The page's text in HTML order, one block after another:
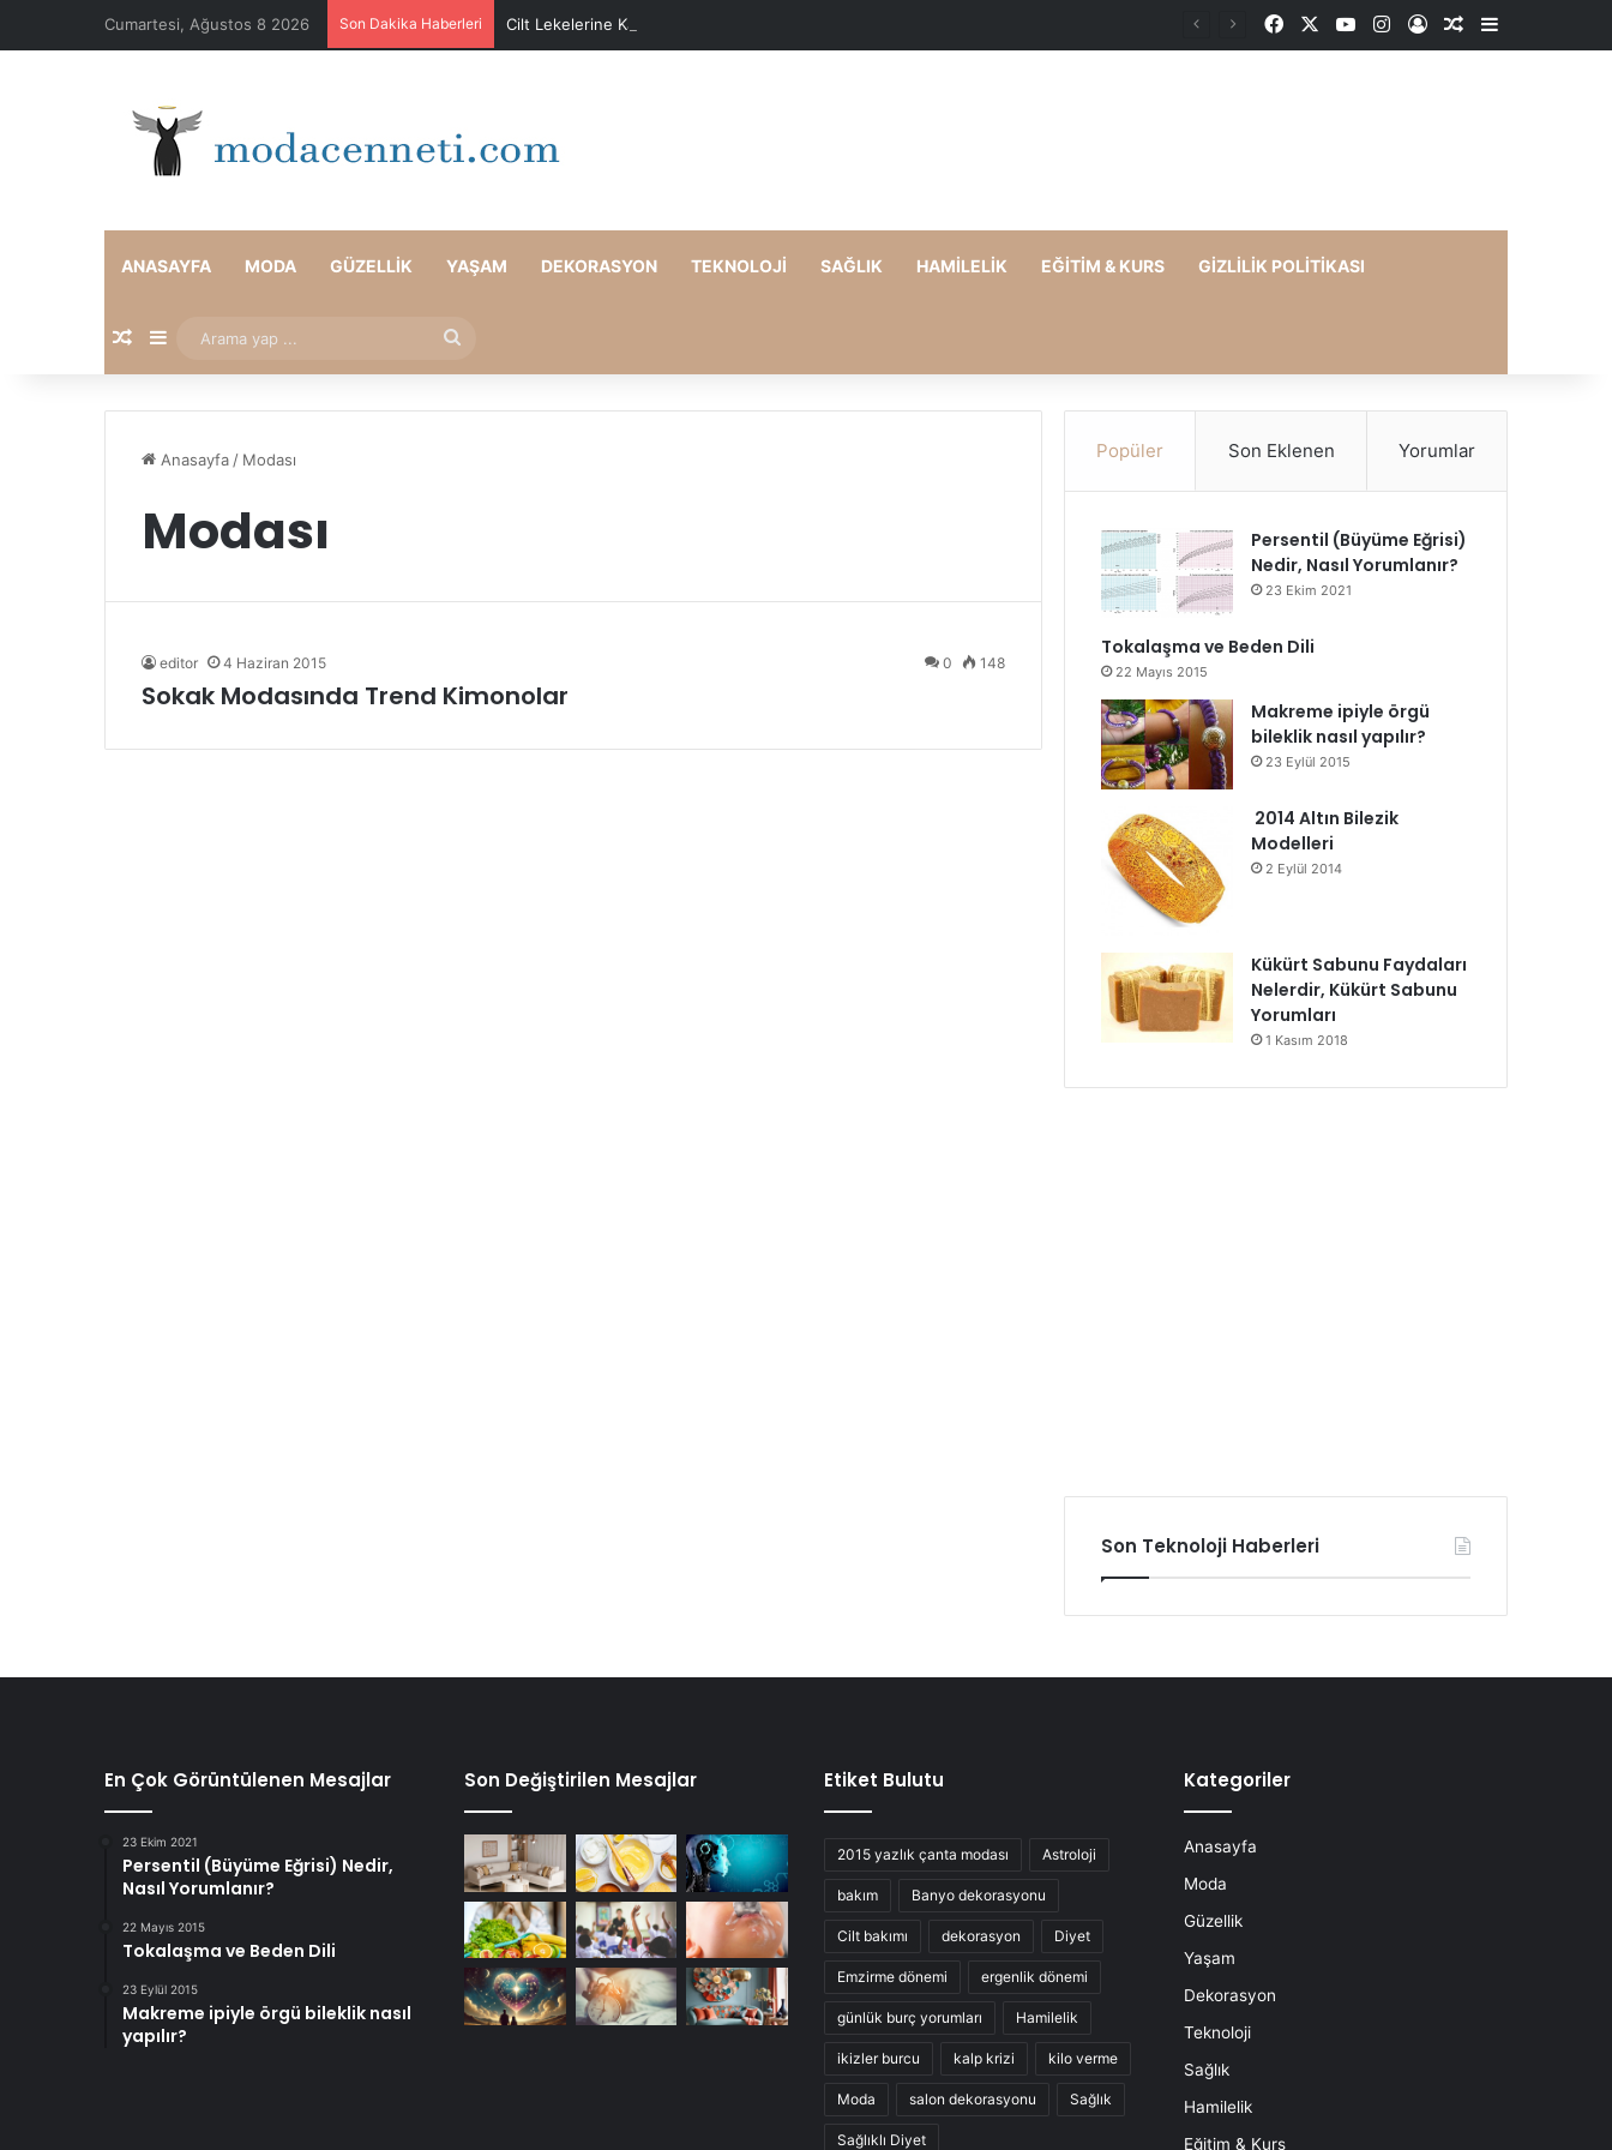
Cumartesi, Ağustos 8 2026 Son Dakika Haberleri Cilt Lekelerine Karşı Evde Maske Önerileri FacebookYouTubeInstagram
Kayıt OlRastgele Makale
Kenar
ANASAYFA MODA GÜZELLIK YAŞAM DEKORASYON TEKNOLOJI SAĞLIK HAMILELIK EĞITIM & KURS GIZLILIK POLITIKASI
Rastgele Makale
Kenar Bölmesi
yap
Anasayfa / Modası
Modası
editor 4 Haziran 2015 0 148
Sokak Modasında Trend Kimonolar
Popüler Son Eklenen Yorumlar
Persentil (Büyüme Eğrisi)
Nedir, Nasıl Yorumlanır?
23 Ekim 2021
Tokalaşma ve Beden Dili
22 Mayıs 2015
Makreme ipiyle örgü
bileklik nasıl yapılır?
23 Eylül 2015
2014 Altın Bilezik
Modelleri
2 Eylül 2014
Kükürt Sabunu Faydaları
Nelerdir, Kükürt Sabunu
Yorumları
1 Kasım 2018
Son Teknoloji Haberleri
En Çok Görüntülenen Mesajlar
23 Ekim 2021
Persentil (Büyüme Eğrisi) Nedir,
Nasıl Yorumlanır?
22 Mayıs 2015
Tokalaşma ve Beden Dili
23 Eylül 2015
Makreme ipiyle örgü bileklik nasıl
yapılır?
Son Değiştirilen Mesajlar Etiket Bulutu
2015 yazlık çanta modası Astroloji
bakım Banyo dekorasyonu
Cilt bakımı dekorasyon Diyet
Emzirme dönemi ergenlik dönemi
günlük burç yorumları Hamilelik
ikizler burcu kalp krizi kilo verme
Moda salon dekorasyonu Sağlık
Sağlıklı Diyet
Kategoriler
Anasayfa
Moda
Güzellik
Yaşam
Dekorasyon
Teknoloji
Sağlık
Hamilelik
Eğitim & Kurs